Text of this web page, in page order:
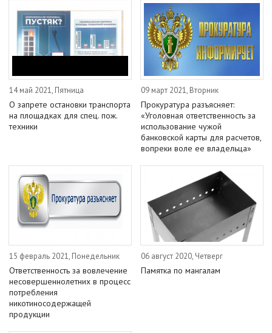
14 май 2021, Пятница
О запрете остановки транспорта
на площадках для спец. пож.
техники
09 март 2021, Вторник
Прокуратура разъясняет:
«Уголовная ответственность за
использование чужой
банковской карты для расчетов,
вопреки воле ее владельца»
15 февраль 2021, Понедельник
Ответственность за вовлечение
несовершеннолетних в процесс
потребления
никотиносодержащей
продукции
06 август 2020, Четверг
Памятка по мангалам